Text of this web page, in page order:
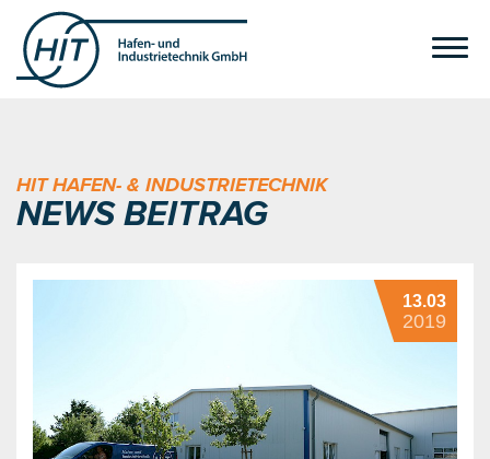
HIT HAFEN- & INDUSTRIETECHNIK
NEWS BEITRAG
13.03
2019